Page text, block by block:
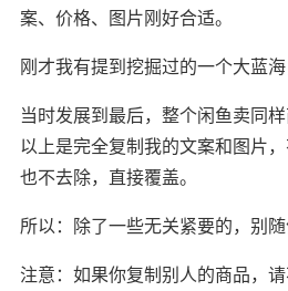
案、价格、图片刚好合适。
刚才我有提到挖掘过的一个大蓝海
当时发展到最后，整个闲鱼卖同
以上是完全复制我的文案和图片
也不去除，直接覆盖。
所以：除了一些无关紧要的，别随
注意：如果你复制别人的商品，